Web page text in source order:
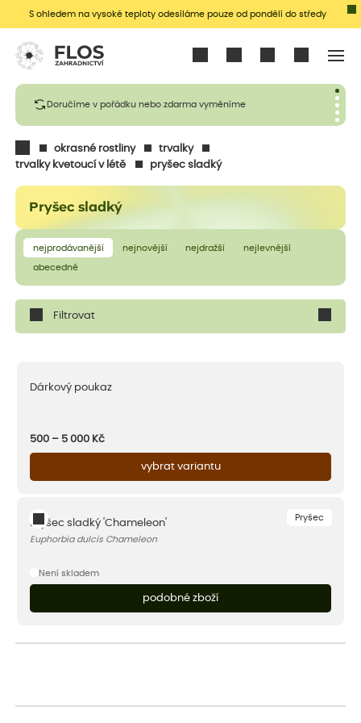
S ohledem na vysoké teploty odesíláme pouze od pondělí do středy
Doručíme v pořádku nebo zdarma vyměníme
okrasné rostliny
trvalky
trvalky kvetoucí v létě
pryšec sladký
Pryšec sladký
nejprodávanější nejnovější nejdražší nejlevnější
abecedně
Filtrovat
Dárkový poukaz
500 – 5 000 Kč
vybrat variantu
Pryšec
Pryšec sladký 'Chameleon'
Euphorbia dulcis Chameleon
Není skladem
podobné zboží